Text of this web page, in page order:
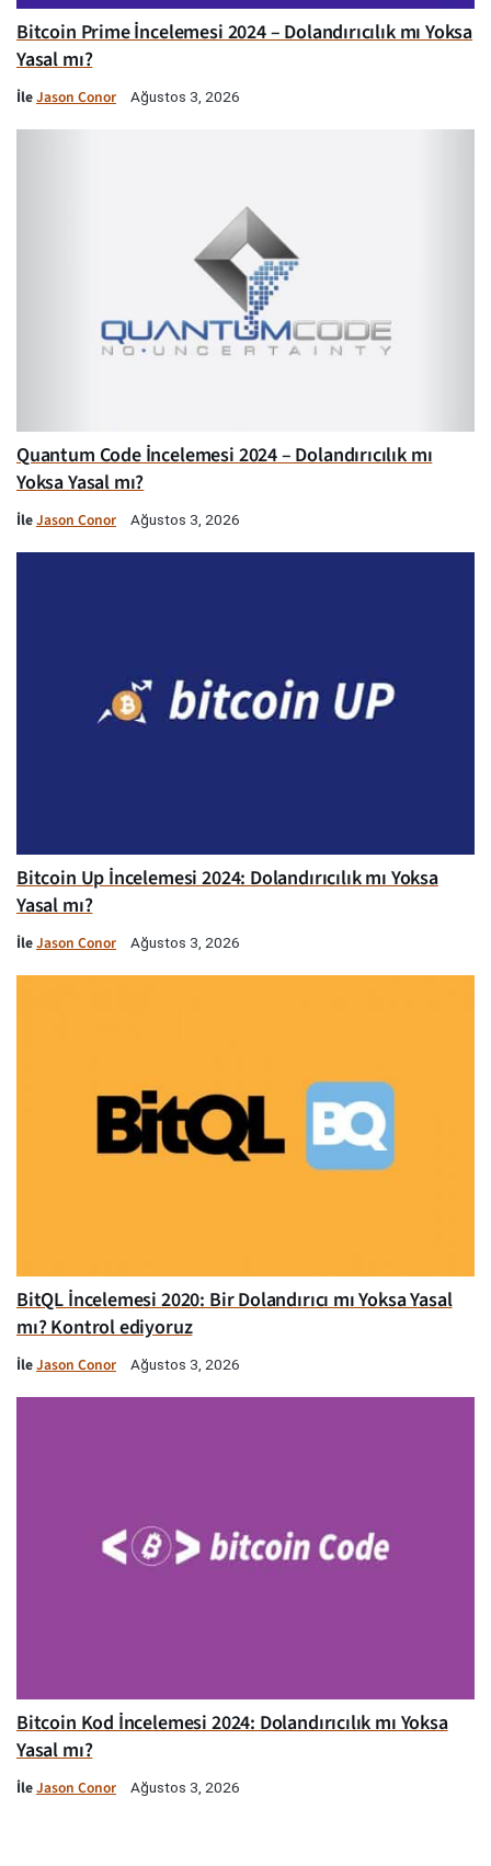
Bitcoin Prime İncelemesi 2024 – Dolandırıcılık mı Yoksa
Yasal mı?
İleJason Conor Ağustos 3, 2026
Quantum Code İncelemesi 2024 – Dolandırıcılık mı
Yoksa Yasal mı?
İleJason Conor Ağustos 3, 2026
Bitcoin Up İncelemesi 2024: Dolandırıcılık mı Yoksa
Yasal mı?
İleJason Conor Ağustos 3, 2026
BitQL İncelemesi 2020: Bir Dolandırıcı mı Yoksa Yasal
mı? Kontrol ediyoruz
İleJason Conor Ağustos 3, 2026
Bitcoin Kod İncelemesi 2024: Dolandırıcılık mı Yoksa
Yasal mı?
İleJason Conor Ağustos 3, 2026